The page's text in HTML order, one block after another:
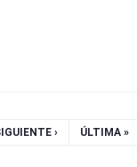
› ÚLTIMA »